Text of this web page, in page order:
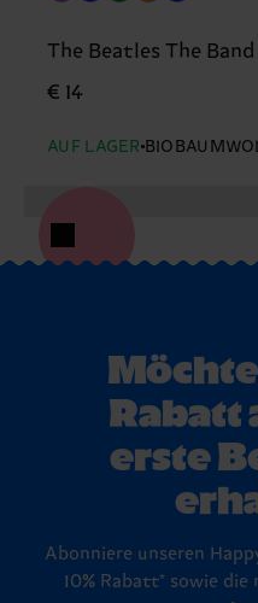
The Beatles The
€ 14
AUF LAGER
Rabatt
erste
Abonniere unseren
10% Rabatt* sowie